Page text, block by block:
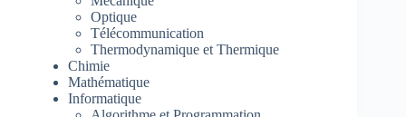
Optique
Télécommunication
Thermodynamique et Thermique
Chimie
Mathématique
Informatique